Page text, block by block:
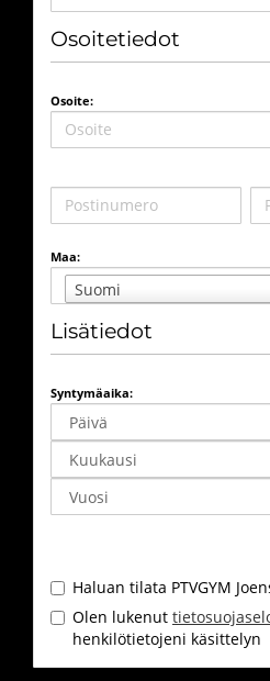
Osoitetiedot
Osoite:
Maa:
Suomi
Lisätiedot
Syntymäaika:
Haluan tilata PTVGYM
Olen lukenut
henkilötietojeni käsittelyn